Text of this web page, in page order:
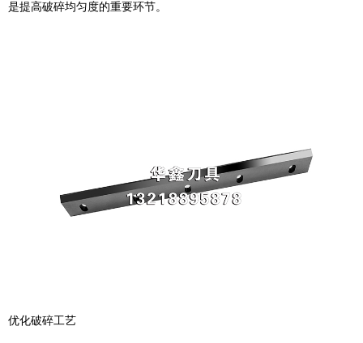
是提高破碎均匀度的重要环节。
优化破碎工艺